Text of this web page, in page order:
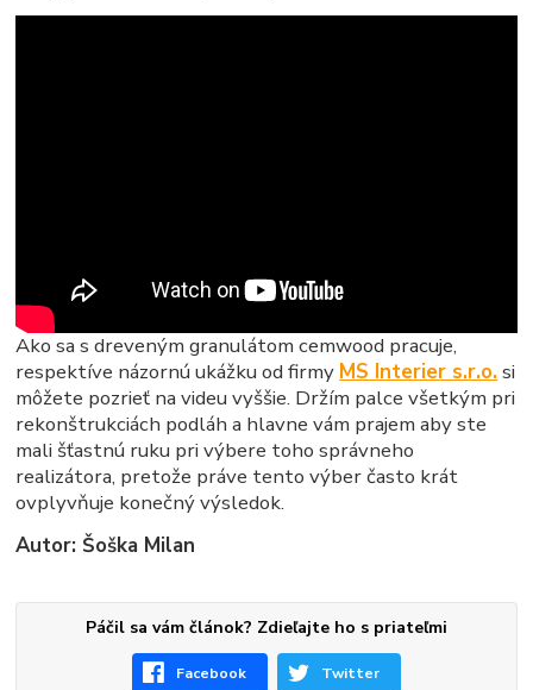
Ako sa s dreveným granulátom cemwood pracuje,
respektíve názornú ukážku od firmy MS Interier s.r.o.si
môžete pozrieť na videu vyššie. Držím palce všetkým pri
rekonštrukciách podláh a hlavne vám prajem aby ste
mali šťastnú ruku pri výbere toho správneho
realizátora, pretože práve tento výber často krát
ovplyvňuje konečný výsledok.
Autor: Šoška Milan
Páčil sa vám článok? Zdieľajte ho s priateľmi
Facebook Twitter